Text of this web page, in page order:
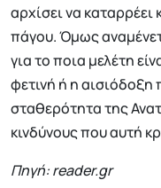
αρχίσει να καταρρέει
πάγου. Όμως
για το ποια μελέτη
φετινή ή η
σταθερότητα της
κινδύνους που αυτή
Πηγή: reader.gr